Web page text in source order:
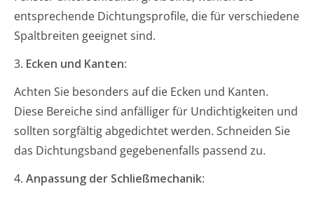
entsprechende Dichtungsprofile, die für verschiedene
Spaltbreiten geeignet sind.
3. Ecken und Kanten:
Achten Sie besonders auf die Ecken und Kanten.
Diese Bereiche sind anfälliger für Undichtigkeiten und
sollten sorgfältig abgedichtet werden. Schneiden Sie
das Dichtungsband gegebenenfalls passend zu.
4. Anpassung der Schließmechanik: